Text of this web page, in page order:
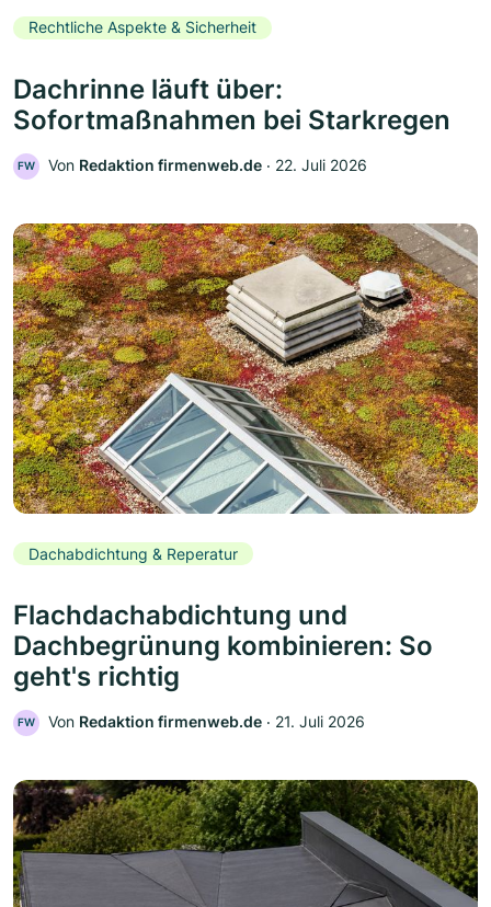
Rechtliche Aspekte & Sicherheit
Dachrinne läuft über:
Sofortmaßnahmen bei Starkregen
FW Von Redaktion firmenweb.de ‧ 22. Juli 2026
Dachabdichtung & Reperatur
Flachdachabdichtung und
Dachbegrünung kombinieren: So
geht's richtig
FW Von Redaktion firmenweb.de ‧ 21. Juli 2026